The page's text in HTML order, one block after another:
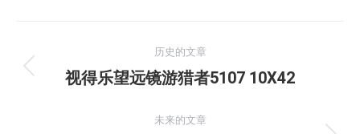
章
历史的文章
历
的
视得乐望远镜游猎者5107 10X42
未来的文章